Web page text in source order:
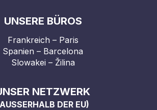
UNSERE BÜROS
Frankreich – Paris
Spanien – Barcelona
Slowakei – Žilina
NETZWERK
DER EU)